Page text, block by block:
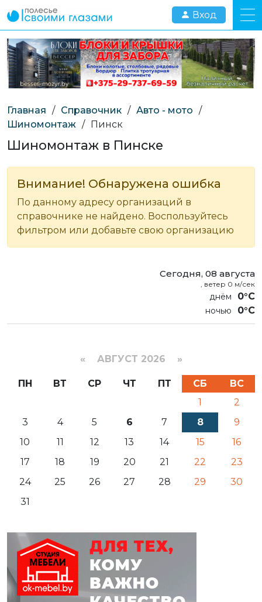
Вход
Главная / Справочник / Авто - мото /
Шиномонтаж / Пинск
Шиномонтаж в Пинске
Внимание! Обнаружена ошибка
По данному адресу организаций в
справочнике не найдено. Воспользуйтесь
фильтром или добавьте свою организацию
Сегодня, 08 августа
, ветер 0 м/сек
0°C
0°C
« АВГУСТ 2026 »
ПН ВТ СР ЧТ ПТ СБ
ВС
1
2
3
4 5 6 7 8
9
10
11 12 13 14 15
16
17
18 19 20 21 22
23
24
25 26 27 28 29
30
31